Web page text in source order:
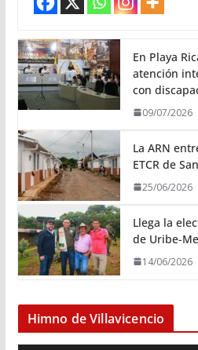
En Playa
atención
con
09/07/2026
La ARN
ETCR de
25/06/2026
Llega la
de Uribe-
14/06/2026
Himno de Villavicencio